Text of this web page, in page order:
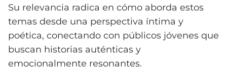
Su relevancia radica en cómo aborda estos
temas desde una perspectiva íntima y
poética, conectando con públicos jóvenes que
buscan historias auténticas y
emocionalmente resonantes.